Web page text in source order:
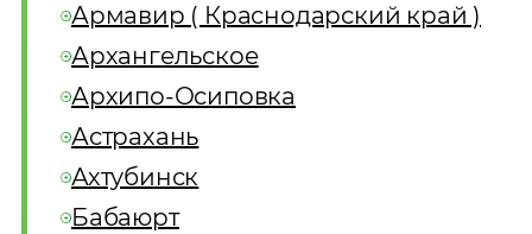
Армавир ( Краснодарский край )
Архангельское
Архипо-Осиповка
Астрахань
Ахтубинск
Бабаюрт